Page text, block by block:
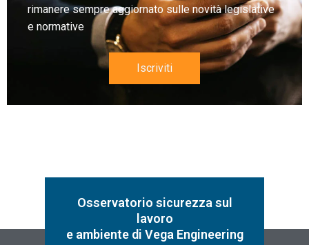
rimanere sempre aggiornato sulle novità legislative
e normative
Iscriviti
Osservatorio sicurezza sul
lavoro
e ambiente di Vega Engineering